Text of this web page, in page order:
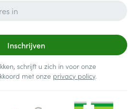
Inschrijven
schrijft u zich in voor onze
met onze privacy policy.